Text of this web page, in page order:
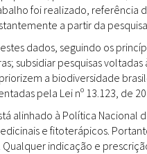
foi realizado, referência
a partir da
dados, seguindo os
subsidiar pesquisas
a biodiversidade
pela Lei nº 13.123, de
alinhado à Política Nacional
e fitoterápicos.
indicação e